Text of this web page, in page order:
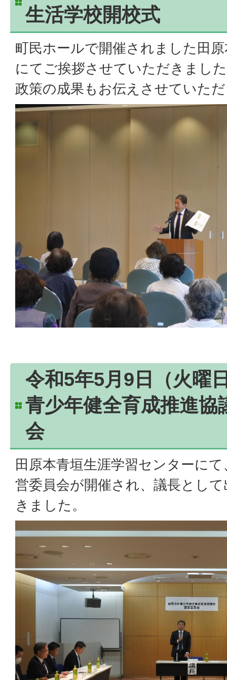
生活学校開校式
町民ホールで開催されました田
にてご挨拶させていただきまし
政策の成果もお伝えさせていた
令和5年5月9日（火曜
青少年健全育成推進協
会
田原本青垣生涯学習センターに
営委員会が開催され、議長とし
きました。